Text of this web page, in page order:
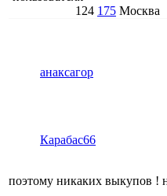
124 175 Москва
анаксагор
Карабас66
поэтому никаких выкупов !